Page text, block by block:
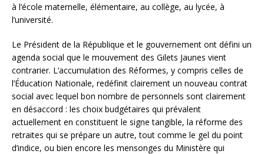
à l’école maternelle, élémentaire, au collège, au lycée, à
l’université.
Le Président de la République et le gouvernement ont défini un
agenda social que le mouvement des Gilets Jaunes vient
contrarier. L’accumulation des Réformes, y compris celles de
l’Éducation Nationale, redéfinit clairement un nouveau contrat
social avec lequel bon nombre de personnels sont clairement
en désaccord : les choix budgétaires qui prévalent
actuellement en constituent le signe tangible, la réforme des
retraites qui se prépare un autre, tout comme le gel du point
d’indice, ou bien encore les mensonges du Ministère qui